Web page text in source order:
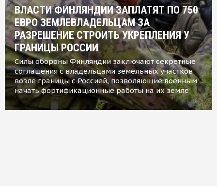
ВЛАСТИ ФИНЛЯНДИИ ЗАПЛАТЯТ ПО 750
ЕВРО ЗЕМЛЕВЛАДЕЛЬЦАМ ЗА
РАЗРЕШЕНИЕ СТРОИТЬ УКРЕПЛЕНИЯ У
ГРАНИЦЫ РОССИИ
Силы обороны Финляндии заключают секретные
соглашения с владельцами земельных участков
возле границы с Россией, позволяющие военным
начать фортификационные работы на их земле